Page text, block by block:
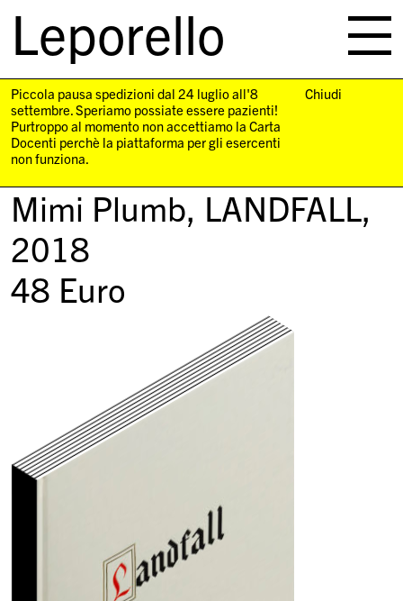
Leporello
navigation
Piccola pausa spedizioni dal 24 luglio all'8
settembre. Speriamo possiate essere pazienti!
Purtroppo al momento non accettiamo la Carta
Docenti perchè la piattaforma per gli esercenti
non funziona.
Chiudi
Mimi Plumb, LANDFALL,
2018
48 Euro